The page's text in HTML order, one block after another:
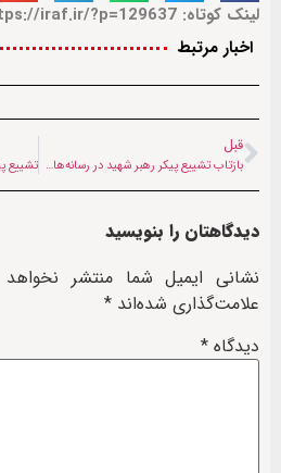
لینک کوتاه: https://iraf.ir/?p=129637
اخبار مرتبط
قبل
بازتاب تشییع پیکر رهبر شهید در رسانه‌های جهان: از تثبیت قدرت ایران تا ارتقای جایگاه منطقه‌ای
دیدگاهتان را بنویسید
نشانی ایمیل شما منتشر
علامت‌گذاری شده‌اند *
دیدگاه *